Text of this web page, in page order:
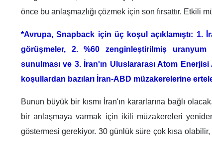
önce bu anlaşmazlığı çözmek için son fırsattır. Etkili
*Avrupa, Snapback için üç koşul açıklamıştı: 1.
görüşmeler, 2. %60 zenginleştirilmiş
sunulması ve 3. İran'ın Uluslararası Atom
koşullardan bazıları İran-ABD müzakerelerine
Bunun büyük bir kısmı İran'ın kararlarına bağlı
bir anlaşmaya varmak için ikili müzakereleri
göstermesi gerekiyor. 30 günlük süre çok kısa